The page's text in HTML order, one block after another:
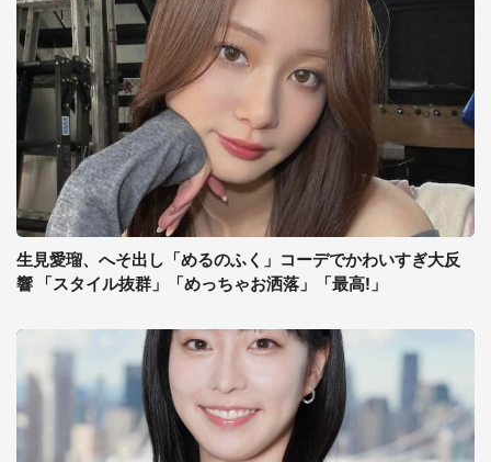
生見愛瑠、へそ出し「めるのふく」コーデでかわいすぎ大反
響 「スタイル抜群」「めっちゃお洒落」「最高!」